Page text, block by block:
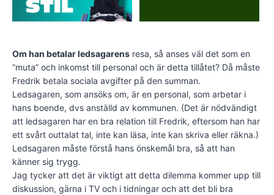
Om han betalar ledsagarens resa, så anses väl det som en
”muta” och inkomst till personal och är detta tillåtet? Då måste
Fredrik betala sociala avgifter på den summan.
Ledsagaren, som ansöks om, är en personal, som arbetar i
hans boende, dvs anställd av kommunen. (Det är nödvändigt
att ledsagaren har en bra relation till Fredrik, eftersom han har
ett svårt outtalat tal, inte kan läsa, inte kan skriva eller räkna.)
Ledsagaren måste förstå hans önskemål bra, så att han
känner sig trygg.
Jag tycker att det är viktigt att detta dilemma kommer upp till
diskussion, gärna i TV och i tidningar och att det bli bra